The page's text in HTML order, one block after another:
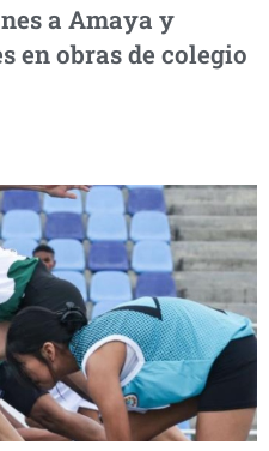
a Amaya y
en obras de colegio